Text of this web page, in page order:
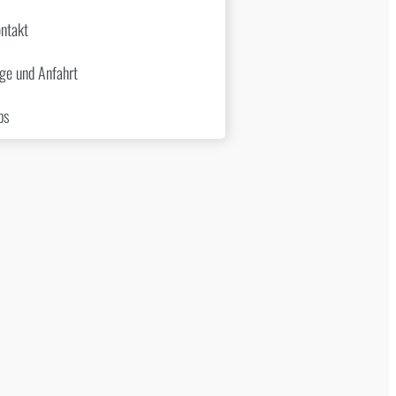
und Anfahrt